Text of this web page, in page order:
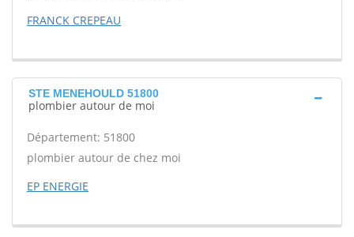
FRANCK CREPEAU
STE MENEHOULD 51800
plombier autour de moi
Département: 51800
plombier autour de chez moi
EP ENERGIE